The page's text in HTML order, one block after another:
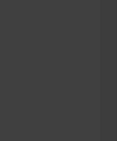
use of our site with
partners who
you’ve
from your use